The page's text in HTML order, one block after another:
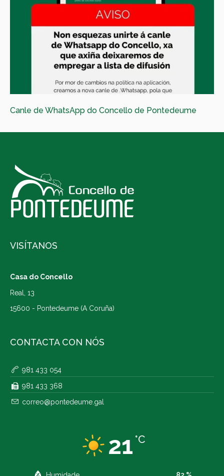
Canle de WhatsApp do Concello de Pontedeume
VISÍTANOS
Casa do Concello
Real, 13
15600 - Pontedeume (A Coruña)
CONTACTA CON NÓS
981 433 054
981 433 368
correo@pontedeume.gal
21 °C